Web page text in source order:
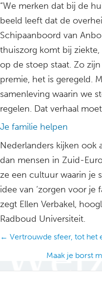
“We merken dat bij de
beeld leeft dat de
Schipaanboord van
thuiszorg komt bij
op de stoep staat. Zo
premie, het is geregeld.
samenleving waarin we
regelen. Dat verhaal
Je familie helpen
Nederlanders kijken ook
dan mensen in Zuid-
ze een cultuur waarin je
idee van ‘zorgen voor je
zegt Ellen Verbakel,
Radboud Universiteit.
Posts
navigation
← Vertrouwde sfeer, tot het
Maak je borst